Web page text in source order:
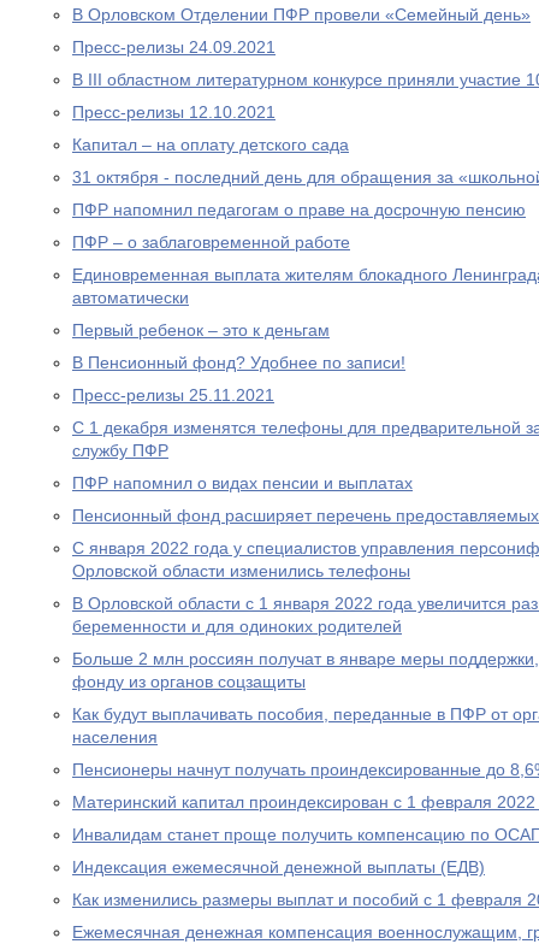
В Орловском Отделении ПФР провели «Семейный день»
Пресс-релизы 24.09.2021
В III областном литературном конкурсе приняли участие
Пресс-релизы 12.10.2021
Капитал – на оплату детского сада
31 октября - последний день для обращения за
ПФР напомнил педагогам о праве на досрочную пенсию
ПФР – о заблаговременной работе
Единовременная выплата жителям блокадного
автоматически
Первый ребенок – это к деньгам
В Пенсионный фонд? Удобнее по записи!
Пресс-релизы 25.11.2021
С 1 декабря изменятся телефоны для предварительной
службу ПФР
ПФР напомнил о видах пенсии и выплатах
Пенсионный фонд расширяет перечень
С января 2022 года у специалистов управления
Орловской области изменились телефоны
В Орловской области с 1 января 2022 года увеличится
беременности и для одиноких родителей
Больше 2 млн россиян получат в январе меры
фонду из органов соцзащиты
Как будут выплачивать пособия, переданные в ПФР от
населения
Пенсионеры начнут получать проиндексированные до
Материнский капитал проиндексирован с 1 февраля 2022
Инвалидам станет проще получить компенсацию по
Индексация ежемесячной денежной выплаты (ЕДВ)
Как изменились размеры выплат и пособий с 1 февраля
Ежемесячная денежная компенсация военнослужащим,